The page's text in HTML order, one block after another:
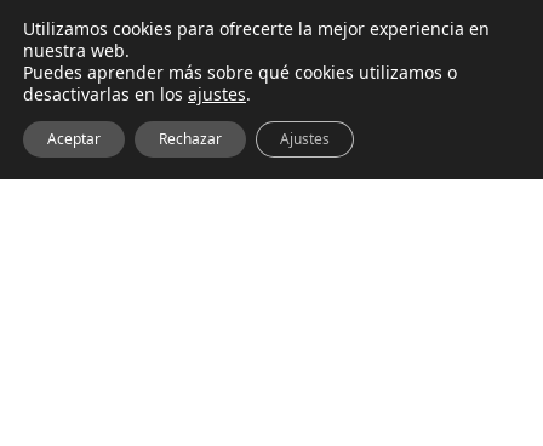
Utilizamos cookies para ofrecerte la mejor experiencia en
nuestra web.
Puedes aprender más sobre qué cookies utilizamos o
desactivarlas en los ajustes.
Aceptar Rechazar Ajustes